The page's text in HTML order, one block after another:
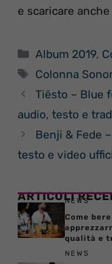
e scaricare anche
Categorie
Album 2019,
Tag
Colonna
Tiësto – Blue
audio, testo e
Benji & Fede
testo e video
ARTICOLINEWS
Come
qualità e
NEWS